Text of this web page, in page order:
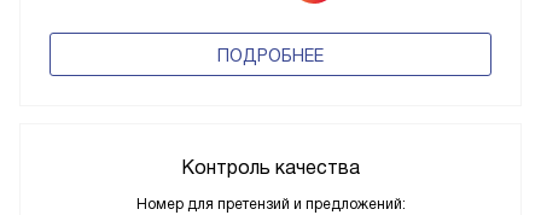
ПОДРОБНЕЕ
Контроль качества
Номер для претензий и предложений: